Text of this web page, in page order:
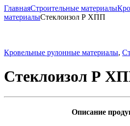
ГлавнаяСтроительные материалы
материалыСтеклоизол Р ХПП
Кровельные рулонные материалы,
Стеклоизол Р
Описание